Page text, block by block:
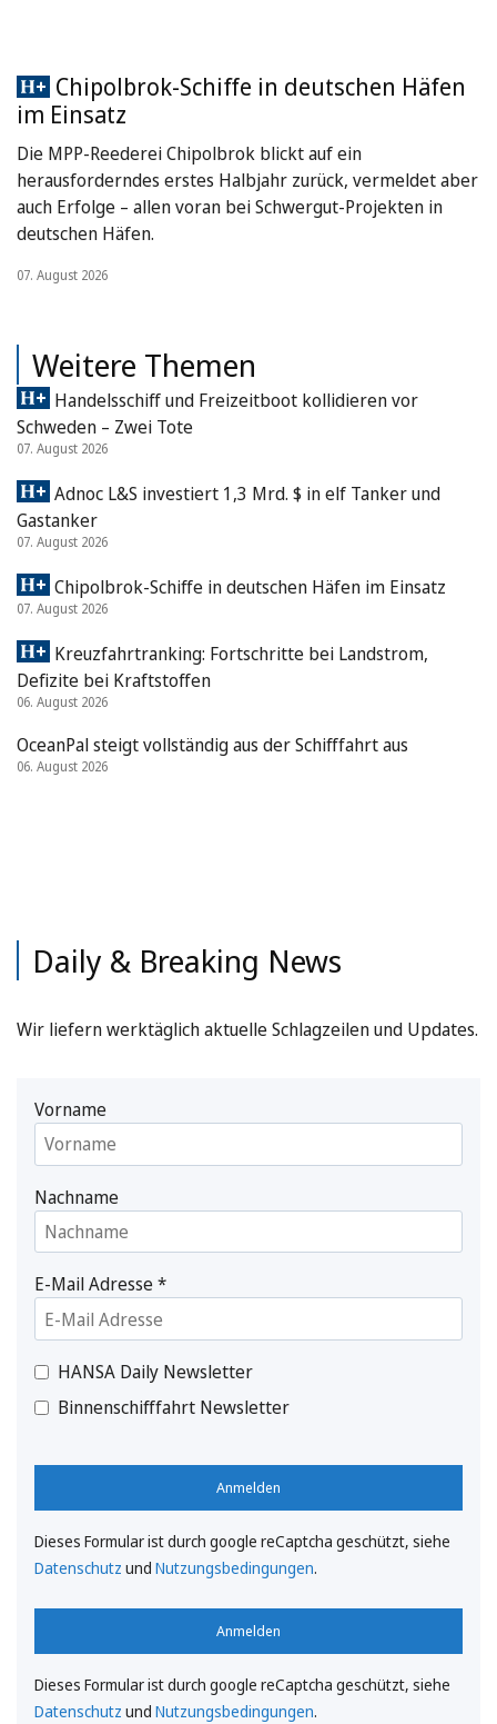
Chipolbrok-Schiffe in deutschen Häfen
im Einsatz
Die MPP-Reederei Chipolbrok blickt auf ein
herausforderndes erstes Halbjahr zurück, vermeldet aber
auch Erfolge – allen voran bei Schwergut-Projekten in
deutschen Häfen.
07. August 2026
Weitere Themen
Handelsschiff und Freizeitboot kollidieren vor
Schweden – Zwei Tote
07. August 2026
Adnoc L&S investiert 1,3 Mrd. $ in elf Tanker und
Gastanker
07. August 2026
Chipolbrok-Schiffe in deutschen Häfen im Einsatz
07. August 2026
Kreuzfahrtranking: Fortschritte bei Landstrom,
Defizite bei Kraftstoffen
06. August 2026
OceanPal steigt vollständig aus der Schifffahrt aus
06. August 2026
Daily & Breaking News
Wir liefern werktäglich aktuelle Schlagzeilen und Updates.
Vorname
Nachname
E-Mail Adresse*
HANSA Daily Newsletter
Binnenschifffahrt Newsletter
Anmelden
Dieses Formular ist durch google reCaptcha geschützt, siehe
Datenschutz und Nutzungsbedingungen.
Anmelden
Dieses Formular ist durch google reCaptcha geschützt, siehe
Datenschutz und Nutzungsbedingungen.